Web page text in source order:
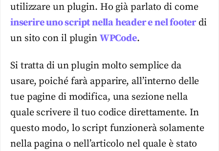
utilizzare un plugin. Ho già parlato di come
inserire uno script nella header e nel footerdi
un sito con il plugin WPCode.
Si tratta di un plugin molto semplice da
usare, poiché farà apparire, all’interno delle
tue pagine di modifica, una sezione nella
quale scrivere il tuo codice direttamente. In
questo modo, lo script funzionerà solamente
nella pagina o nell’articolo nel quale è stato